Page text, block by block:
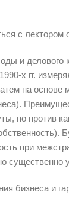
с
и
х гг.
на
но против
при
существенно
бизнеса и